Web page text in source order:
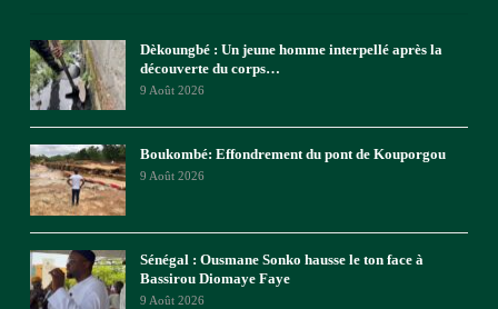
Dèkoungbé : Un jeune homme interpellé après la
découverte du corps…
9 Août 2026
Boukombé: Effondrement du pont de Kouporgou
9 Août 2026
Sénégal : Ousmane Sonko hausse le ton face à
Bassirou Diomaye Faye
9 Août 2026